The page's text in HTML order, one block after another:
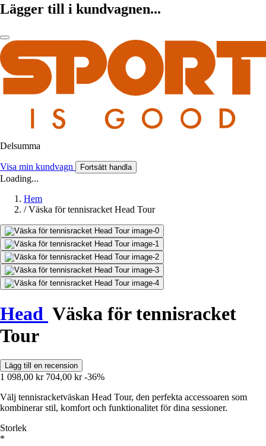
Lägger till i kundvagnen...
Delsumma
Visa min kundvagn Fortsätt handla
Loading...
Hem
/ Väska för tennisracket Head Tour
Head Väska för tennisracket
Tour
Lägg till en recension
1 098,00 kr 704,00 kr -36%
Välj tennisracketväskan Head Tour, den perfekta accessoaren som
kombinerar stil, komfort och funktionalitet för dina sessioner.
Storlek
*